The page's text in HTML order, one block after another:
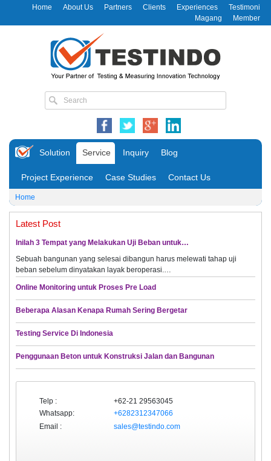
Home About Us Partners Clients Experiences
Testimoni
Magang
Member
Solution Service Inquiry Blog
Project Experience Case Studies Contact Us
Home
Latest Post
Inilah 3 Tempat yang Melakukan Uji Beban untuk…
Sebuah bangunan yang selesai dibangun harus melewati tahap uji
beban sebelum dinyatakan layak beroperasi.…
Online Monitoring untuk Proses Pre Load
Beberapa Alasan Kenapa Rumah Sering Bergetar
Testing Service Di Indonesia
Penggunaan Beton untuk Konstruksi Jalan dan Bangunan
Telp :
+62-21 29563045
Whatsapp:
+6282312347066
Email :
sales@testindo.com